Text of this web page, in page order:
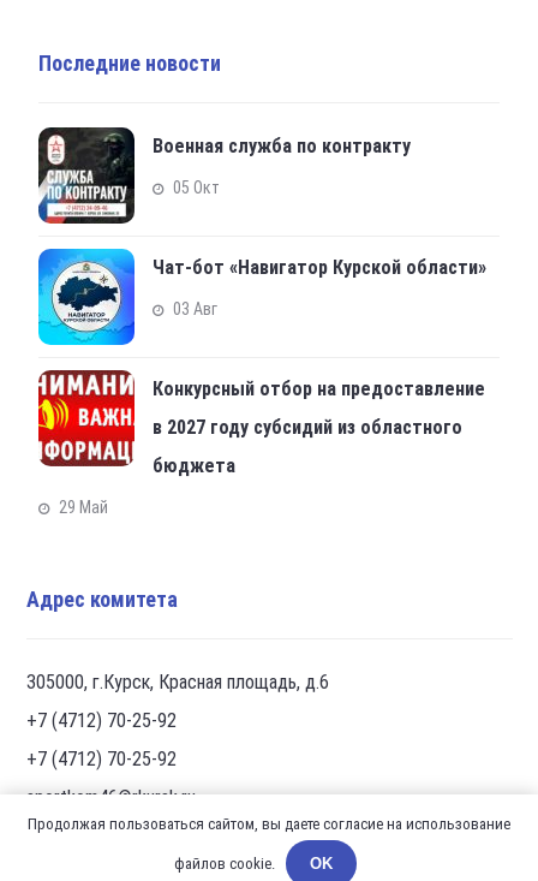
Последние новости
Военная служба по контракту
05 Окт
Чат-бот «Навигатор Курской области»
03 Авг
Конкурсный отбор на предоставление
в 2027 году субсидий из областного
бюджета
29 Май
Адрес комитета
305000, г.Курск, Красная площадь, д.6
+7 (4712) 70-25-92
+7 (4712) 70-25-92
sportkom46@rkursk.ru
Продолжая пользоваться сайтом, вы даете согласие на использование
файлов cookie. OK